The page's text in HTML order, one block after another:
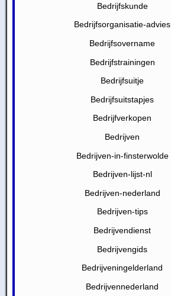
Bedrijfskunde
Bedrijfsorganisatie-advies
Bedrijfsovername
Bedrijfstrainingen
Bedrijfsuitje
Bedrijfsuitstapjes
Bedrijfverkopen
Bedrijven
Bedrijven-in-finsterwolde
Bedrijven-lijst-nl
Bedrijven-nederland
Bedrijven-tips
Bedrijvendienst
Bedrijvengids
Bedrijveningelderland
Bedrijvennederland